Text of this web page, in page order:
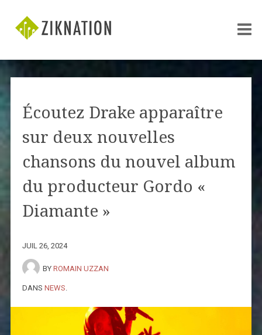
Écoutez Drake apparaître
sur deux nouvelles
chansons du nouvel album
du producteur Gordo «
Diamante »
JUIL 26, 2024
BY ROMAIN UZZAN
DANS NEWS